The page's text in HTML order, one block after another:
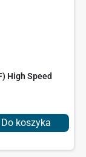
High Speed
Do koszyka